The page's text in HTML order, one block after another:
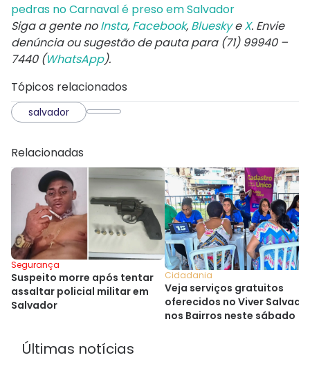
pedras no Carnaval é preso em Salvador
Siga a gente noInsta, Facebook, BlueskyeX. Envie
denúncia ou sugestão de pauta para (71) 99940 –
7440 (WhatsApp).
Tópicos relacionados
salvador
Relacionadas
Segurança
Suspeito morre após tentar
assaltar policial militar em
Salvador
Cidadania
Veja serviços gratuitos
oferecidos no Viver
nos Bairros neste sábado
Últimas notícias